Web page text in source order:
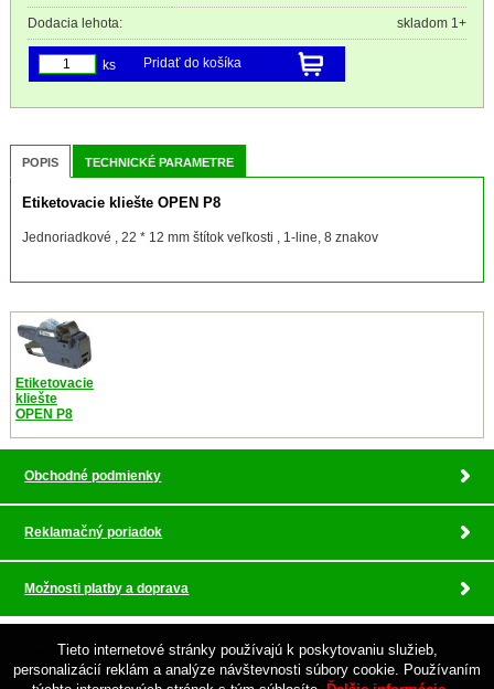
Dodacia lehota: skladom 1+
Pridať do košíka
ks
POPIS TECHNICKÉ PARAMETRE
Etiketovacie kliešte OPEN P8
Jednoriadkové , 22 * 12 mm štítok veľkosti , 1-line, 8 znakov
Etiketovacie
kliešte
OPEN P8
Obchodné podmienky
Reklamačný poriadok
Možnosti platby a doprava
© 2026 Pokladnicne centrum , profesionalny servis •tvorba eshopu cez UNIobchod
webhostingspoločnostiWEBYGROUP
Tieto internetové stránky používajú k poskytovaniu služieb,
personalizácií reklám a analýze návštevnosti súbory cookie. Používaním